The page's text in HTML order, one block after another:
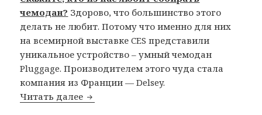
чемодан? Здорово, что большинство этого
делать не любит. Потому что именно для них
на всемирной выставке CES представили
уникальное устройство – умный чемодан
Pluggage. Производителем этого чуда стала
компания из Франции — Delsey.
Читать далее Ничего себе, «поездочка»!